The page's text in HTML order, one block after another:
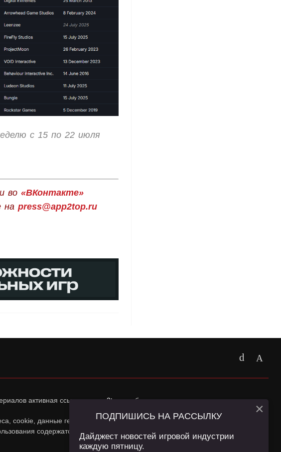
с 15 по 22 июля
во «ВКонтакте»
на press@app2top.ru
активная ссылка наapp2top.ruобязательна.
cookie, данные геолокации Пользователей сайта и сервис «Яндекс
содержатся вПолитике конфиденциальностии
ПОДПИШИСЬ НА РАССЫЛКУ
Дайджест новостей игровой индустрии
каждую пятницу.
×